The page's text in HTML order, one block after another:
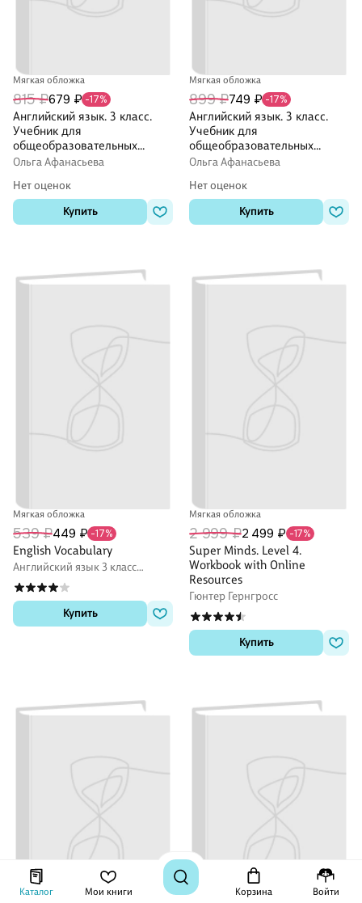
Каталог Мои книги Корзина Войти
Мягкая обложка
815 ₽679 ₽ -17%
Английский язык. 3 класс.
Учебник для
общеобразовательных
организаций. В 2-х частях.
Ольга Афанасьева
Нет оценок
Купить
Мягкая обложка
899 ₽749 ₽ -17%
Английский язык. 3 класс.
Учебник для
общеобразовательных
организаций. В 2-х частях.
Ольга Афанасьева
Нет оценок
Купить
Мягкая обложка
539 ₽449 ₽ -17%
English Vocabulary
Английский язык 3 класс
рабочие тетради
Купить
Мягкая обложка
2 999 ₽2 499 ₽ -17%
Super Minds. Level 4.
Workbook with Online
Resources
Гюнтер Гернгросс
Купить